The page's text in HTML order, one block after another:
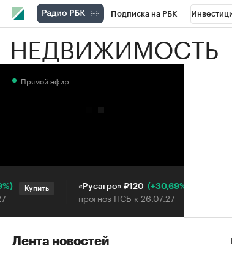
Подписка на РБК
РБК Вино Спорт Школа
НЕДВИЖИМОСТЬ
Прямой эфир
Купить «Русагро» ₽120 (+30,69%)
прогноз ПСБ к 26.07.27
Лента новостей